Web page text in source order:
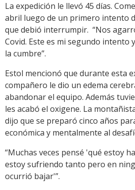
La expedición le llevó 45 días.
abril luego de un primero intento
que debió interrumpir. “Nos
Covid. Este es mi segundo
la cumbre”.
Estol mencionó que durante esta
compañero le dio un edema
abandonar el equipo. Además
les acabó el oxigene. La
dijo que se preparó cinco años
económica y mentalmente al
“Muchas veces pensé 'qué estoy
estoy sufriendo tanto pero en
ocurrió bajar'”.